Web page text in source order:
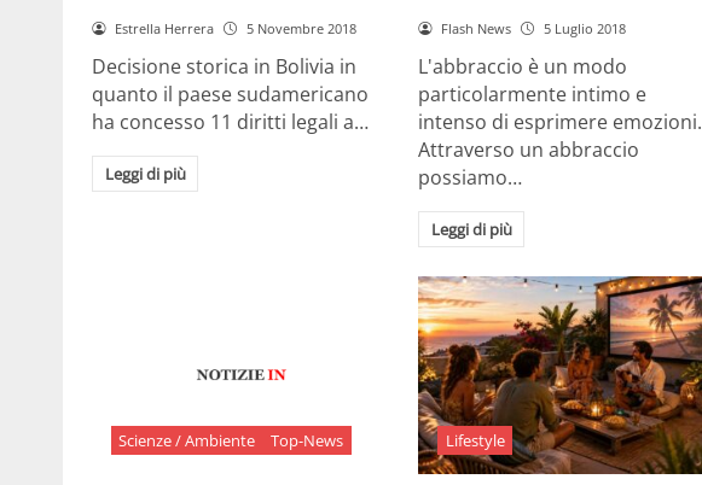
Estrella Herrera 5 Novembre 2018
Decisione storica in Bolivia in
quanto il paese sudamericano
ha concesso 11 diritti legali a…
Leggi di più
Flash News 5 Luglio 2018
L'abbraccio è un modo
particolarmente intimo e
intenso di esprimere emozioni.
Attraverso un abbraccio
possiamo…
Leggi di più
Scienze / Ambiente Top-News Lifestyle